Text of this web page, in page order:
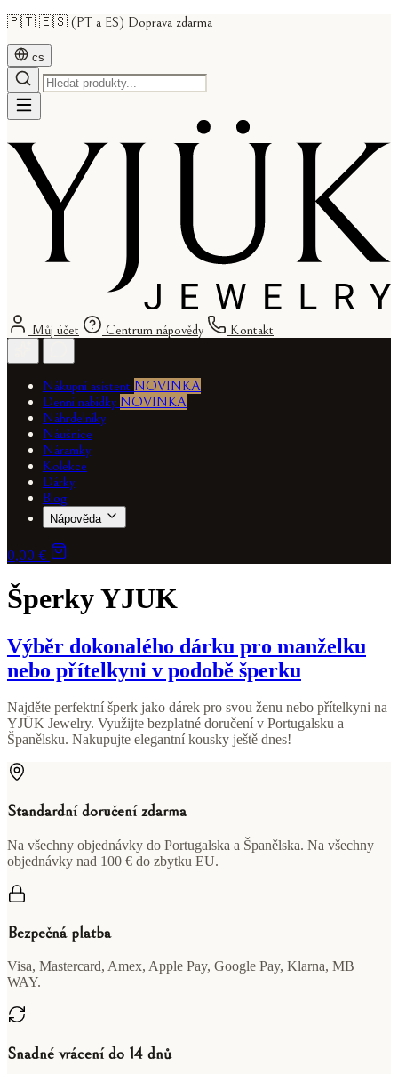
🇵🇹 🇪🇸 (PT a ES) Doprava zdarma
cs
Můj účet Centrum nápovědy Kontakt
Nákupní asistent NOVINKA
Denní nabídky NOVINKA
Náhrdelníky
Náušnice
Náramky
Kolekce
Dárky
Blog
Nápověda
0,00 €
Šperky YJUK
Výběr dokonalého dárku pro manželku
nebo přítelkyni v podobě šperku
Najděte perfektní šperk jako dárek pro svou ženu nebo přítelkyni na
YJÜK Jewelry. Využijte bezplatné doručení v Portugalsku a
Španělsku. Nakupujte elegantní kousky ještě dnes!
Standardní doručení zdarma
Na všechny objednávky do Portugalska a Španělska. Na všechny
objednávky nad 100 € do zbytku EU.
Bezpečná platba
Visa, Mastercard, Amex, Apple Pay, Google Pay, Klarna, MB
WAY.
Snadné vrácení do 14 dnů